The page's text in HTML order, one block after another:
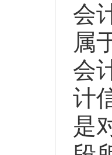
会
属
会
计
是